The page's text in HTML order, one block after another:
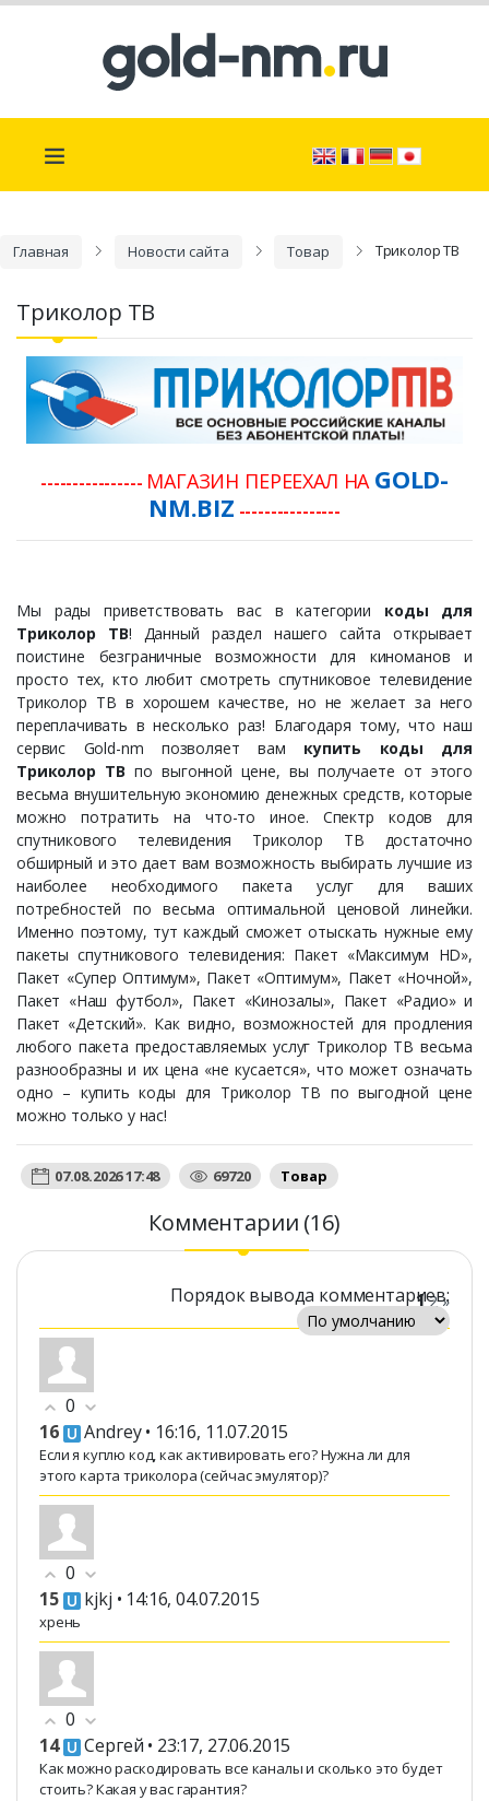
Главная Новости сайта Товар Триколор ТВ
Триколор ТВ
---------------- МАГАЗИН ПЕРЕЕХАЛ НА GOLD-
NM.BIZ ----------------
Мы рады приветствовать вас в категории коды для
Триколор ТВ! Данный раздел нашего сайта открывает
поистине безграничные возможности для киноманов и
просто тех, кто любит смотреть спутниковое телевидение
Триколор ТВ в хорошем качестве, но не желает за него
переплачивать в несколько раз! Благодаря тому, что наш
сервис Gold-nm позволяет вам купить коды для
Триколор ТВ по выгонной цене, вы получаете от этого
весьма внушительную экономию денежных средств, которые
можно потратить на что-то иное. Спектр кодов для
спутникового телевидения Триколор ТВ достаточно
обширный и это дает вам возможность выбирать лучшие из
наиболее необходимого пакета услуг для ваших
потребностей по весьма оптимальной ценовой линейки.
Именно поэтому, тут каждый сможет отыскать нужные ему
пакеты спутникового телевидения: Пакет «Максимум HD»,
Пакет «Супер Оптимум», Пакет «Оптимум», Пакет «Ночной»,
Пакет «Наш футбол», Пакет «Кинозалы», Пакет «Радио» и
Пакет «Детский». Как видно, возможностей для продления
любого пакета предоставляемых услуг Триколор ТВ весьма
разнообразны и их цена «не кусается», что может означать
одно – купить коды для Триколор ТВ по выгодной цене
можно только у нас!
07.08.2026 17:48 69720 Товар
Комментарии (16)
1 2 »
Порядок вывода комментариев:
0
16
Andrey • 16:16, 11.07.2015
Если я куплю код, как активировать его? Нужна ли для
этого карта триколора (сейчас эмулятор)?
0
15
kjkj • 14:16, 04.07.2015
хрень
0
14
Сергей • 23:17, 27.06.2015
Как можно раскодировать все каналы и сколько это будет
стоить? Какая у вас гарантия?